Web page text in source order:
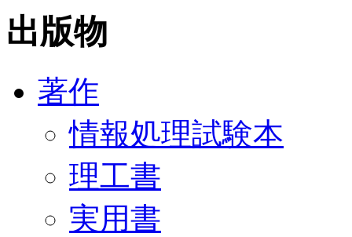
出版物
著作
情報処理試験本
理工書
実用書